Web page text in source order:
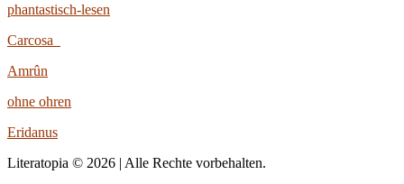
phantastisch-lesen
Carcosa
Amrûn
ohne ohren
Eridanus
Literatopia © 2026 | Alle Rechte vorbehalten.